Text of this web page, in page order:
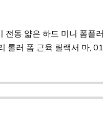
전동 얇은 하드 미니 폼플
롤러 폼 근육 릴랙서 마,